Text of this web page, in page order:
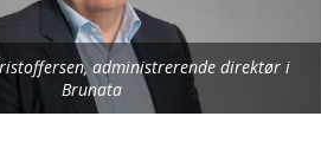
administrerende direktør i
Brunata